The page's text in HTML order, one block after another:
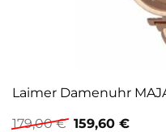
Laimer Damenuhr
179,00€ Ursprünglicher
159,60 €